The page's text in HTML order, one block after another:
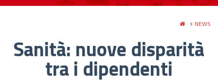
NEWS
Sanità: nuove disparità
tra i dipendenti